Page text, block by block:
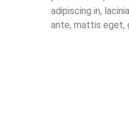
adipiscing in,
ante, mattis eget,